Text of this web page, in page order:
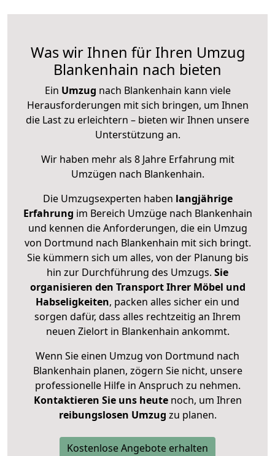
Was wir Ihnen für Ihren Umzug
Blankenhain nach bieten
Ein Umzug nach Blankenhain kann viele
Herausforderungen mit sich bringen, um Ihnen
die Last zu erleichtern – bieten wir Ihnen unsere
Unterstützung an.
Wir haben mehr als 8 Jahre Erfahrung mit
Umzügen nach Blankenhain.
Die Umzugsexperten haben langjährige
Erfahrung im Bereich Umzüge nach Blankenhain
und kennen die Anforderungen, die ein Umzug
von Dortmund nach Blankenhain mit sich bringt.
Sie kümmern sich um alles, von der Planung bis
hin zur Durchführung des Umzugs. Sie
organisieren den Transport Ihrer Möbel und
Habseligkeiten, packen alles sicher ein und
sorgen dafür, dass alles rechtzeitig an Ihrem
neuen Zielort in Blankenhain ankommt.
Wenn Sie einen Umzug von Dortmund nach
Blankenhain planen, zögern Sie nicht, unsere
professionelle Hilfe in Anspruch zu nehmen.
Kontaktieren Sie uns heutenoch, um Ihren
reibungslosen Umzug zu planen.
Kostenlose Angebote erhalten